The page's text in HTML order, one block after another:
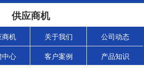
供应商机
商机 关于我们 公司动态
中心 客户案例 产品知识